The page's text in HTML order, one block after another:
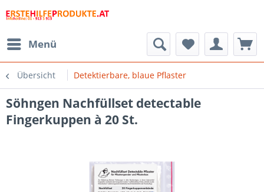
Menü
Übersicht Detektierbare, blaue Pflaster
Söhngen Nachfüllset detectable
Fingerkuppen à 20 St.